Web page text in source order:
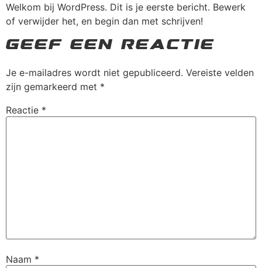
Welkom bij WordPress. Dit is je eerste bericht. Bewerk
of verwijder het, en begin dan met schrijven!
Geef een reactie
Je e-mailadres wordt niet gepubliceerd. Vereiste velden
zijn gemarkeerd met *
Reactie *
Naam *